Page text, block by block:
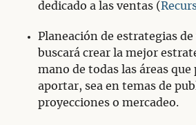
dedicado a las ventas (
Planeación de estrategias de
buscará crear la mejor
mano de todas las áreas que
aportar, sea en temas de
proyecciones o mercadeo.